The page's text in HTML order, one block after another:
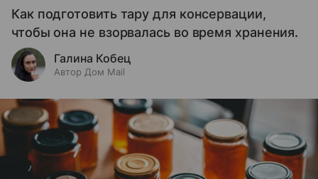
Как подготовить тару для консервации,
чтобы она не взорвалась во время хранения.
Галина Кобец
Автор Дом Mail